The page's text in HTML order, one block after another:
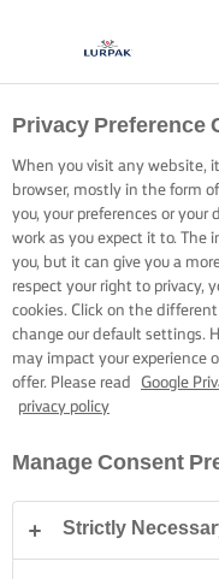
Privacy Preference
When you visit any website,
browser, mostly in the form
you, your preferences or
work as you expect it to.
you, but it can give you a
respect your right to privacy,
cookies. Click on the
change our default settings.
may impact your experience
offer. Please read
Google
privacy policy
Manage Consent
Strictly